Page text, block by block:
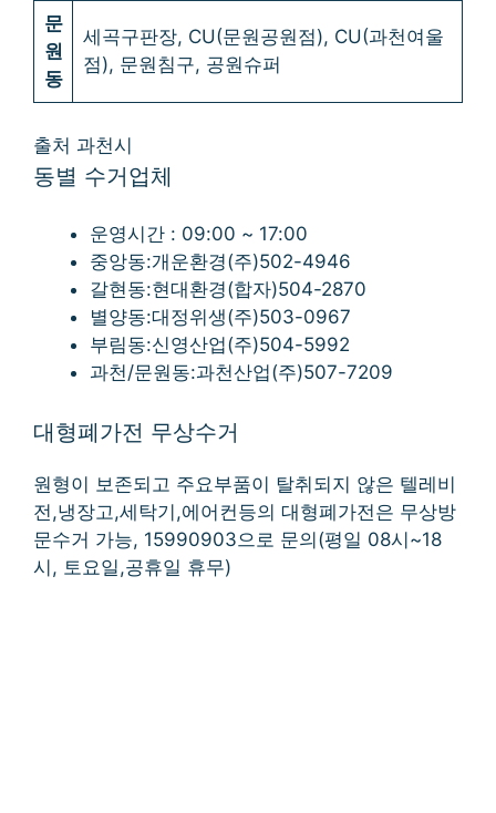
문
원
동
세곡구판장, CU(문원공원점), CU(과천여울
점), 문원침구, 공원슈퍼
출처 과천시
동별 수거업체
운영시간 : 09:00 ~ 17:00
중앙동:개운환경(주)502-4946
갈현동:현대환경(합자)504-2870
별양동:대정위생(주)503-0967
부림동:신영산업(주)504-5992
과천/문원동:과천산업(주)507-7209
대형폐가전 무상수거
원형이 보존되고 주요부품이 탈취되지 않은 텔레비
전,냉장고,세탁기,에어컨등의 대형폐가전은 무상방
문수거 가능, 15990903으로 문의(평일 08시~18
시, 토요일,공휴일 휴무)